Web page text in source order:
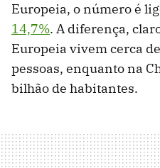
Europeia, o número é
14,7%. A diferença,
Europeia vivem cerca
pessoas, enquanto na
bilhão de habitantes.